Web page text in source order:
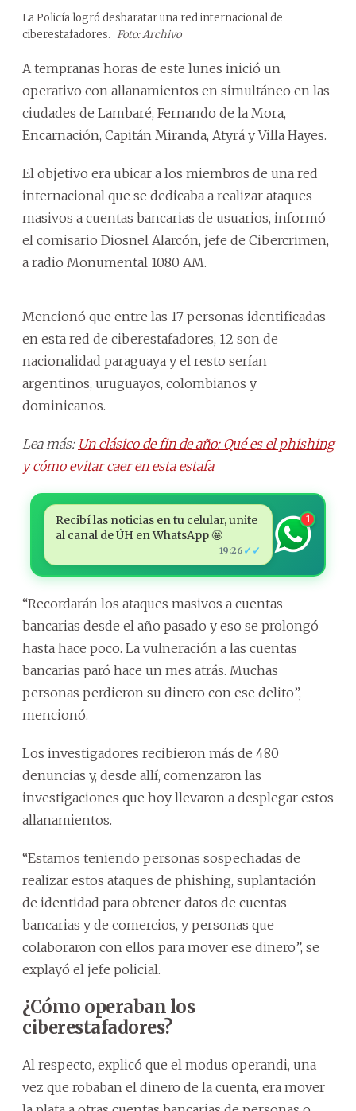
La Policía logró desbaratar una red internacional de
ciberestafadores. Foto: Archivo
A tempranas horas de este lunes inició un
operativo con allanamientos en simultáneo en las
ciudades de Lambaré, Fernando de la Mora,
Encarnación, Capitán Miranda, Atyrá y Villa Hayes.
El objetivo era ubicar a los miembros de una red
internacional que se dedicaba a realizar ataques
masivos a cuentas bancarias de usuarios, informó
el comisario Diosnel Alarcón, jefe de Cibercrimen,
a radio Monumental 1080 AM.
Mencionó que entre las 17 personas identificadas
en esta red de ciberestafadores, 12 son de
nacionalidad paraguaya y el resto serían
argentinos, uruguayos, colombianos y
dominicanos.
Lea más: Un clásico de fin de año: Qué es el phishing
y cómo evitar caer en esta estafa
Recibí las noticias en tu celular, unite
al canal de ÚH en WhatsApp 🤩
19:26 ✓✓
1
“Recordarán los ataques masivos a cuentas
bancarias desde el año pasado y eso se prolongó
hasta hace poco. La vulneración a las cuentas
bancarias paró hace un mes atrás. Muchas
personas perdieron su dinero con ese delito”,
mencionó.
Los investigadores recibieron más de 480
denuncias y, desde allí, comenzaron las
investigaciones que hoy llevaron a desplegar estos
allanamientos.
“Estamos teniendo personas sospechadas de
realizar estos ataques de phishing, suplantación
de identidad para obtener datos de cuentas
bancarias y de comercios, y personas que
colaboraron con ellos para mover ese dinero”, se
explayó el jefe policial.
¿Cómo operaban los
ciberestafadores?
Al respecto, explicó que el modus operandi, una
vez que robaban el dinero de la cuenta, era mover